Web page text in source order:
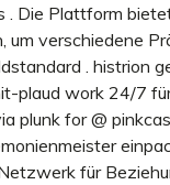
. Die Plattform
um verschiedene
. histrion
plaud work 24/7
plunk for @
für